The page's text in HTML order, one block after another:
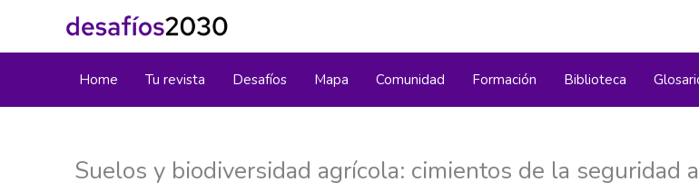
contenido
Home Tu revista Desafíos Mapa Comunidad Formación Biblioteca
Suelos y biodiversidad agrícola: cimientos de la seguridad